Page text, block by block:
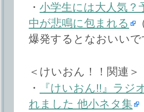
・ 小学生には大人気
中が悲鳴に包まれる
爆発するとなおいいで
＜けいおん！！関連＞
・
『けいおん!!』ラジ
れました 他小ネタ集